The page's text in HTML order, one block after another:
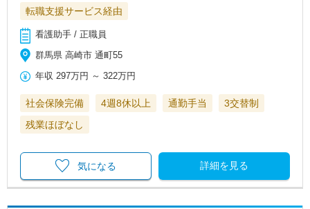
転職支援サービス経由
看護助手 / 正職員
群馬県 高崎市 通町55
年収 297万円 ～322万円
社会保険完備 4週8休以上 通勤手当
3交替制
残業ほぼなし
詳細を見る
気になる